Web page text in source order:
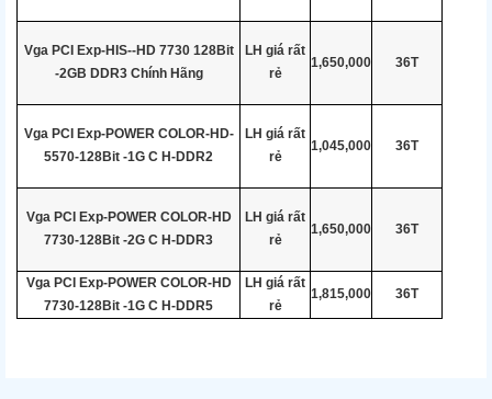
Vga PCI Exp-HIS--HD 7730 128Bit
-2GB DDR3 Chính Hãng
LH giá rất
rẻ
1,650,000 36T
Vga PCI Exp-POWER COLOR-HD-
5570-128Bit -1G C H-DDR2
LH giá rất
rẻ
1,045,000 36T
Vga PCI Exp-POWER COLOR-HD
7730-128Bit -2G C H-DDR3
LH giá rất
rẻ
1,650,000 36T
Vga PCI Exp-POWER COLOR-HD
7730-128Bit -1G C H-DDR5
LH giá rất
rẻ
1,815,000 36T